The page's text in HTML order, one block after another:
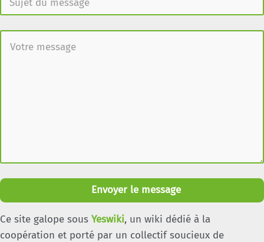
Envoyer le message
Ce site galope sous Yeswiki, un wiki dédié à la
coopération et porté par un collectif soucieux de